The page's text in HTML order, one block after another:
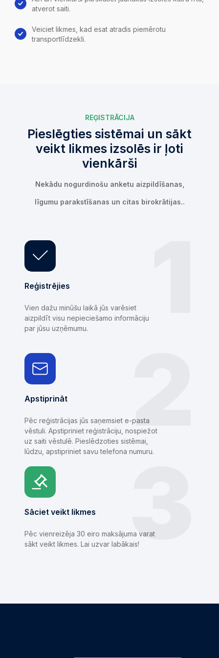
atverot saiti.
Veiciet likmes, kad esat atradis piemērotu
transportlīdzekli.
REĢISTRĀCIJA
Pieslēgties sistēmai un sākt
veikt likmes izsolēs ir ļoti
vienkārši
Nekādu nogurdinošu anketu aizpildīšanas,
līgumu parakstīšanas un citas birokrātijas..
Reģistrējies
Vien dažu minūšu laikā jūs varēsiet
aizpildīt visu nepieciešamo informāciju
par jūsu uzņēmumu.
2
Apstiprināt
Pēc reģistrācijas jūs saņemsiet e-pasta
vēstuli. Apstipriniet reģistrāciju, nospiežot
uz saiti vēstulē. Pieslēdzoties sistēmai,
lūdzu, apstipriniet savu telefona numuru.
3
Sāciet veikt likmes
Pēc vienreizēja 30 eiro maksājuma varat
sākt veikt likmes. Lai uzvar labākais!